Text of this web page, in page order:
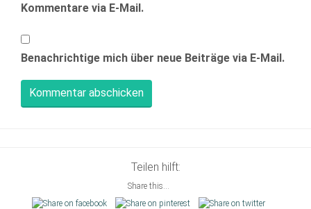
Kommentare via E-Mail.
Benachrichtige mich über neue Beiträge via E-Mail.
Teilen hilft:
Share this...